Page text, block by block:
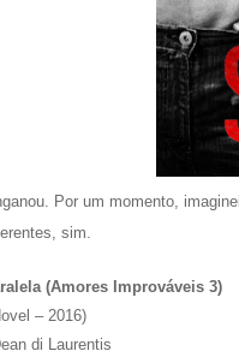
Por um momento,
sim.
(Amores Improváveis 3)
– 2016)
di Laurentis